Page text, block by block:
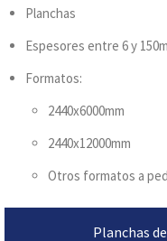
Planchas
Espesores entre 6 y
Formatos:
2440x6000mm
2440x12000mm
Otros formatos a
Planchas